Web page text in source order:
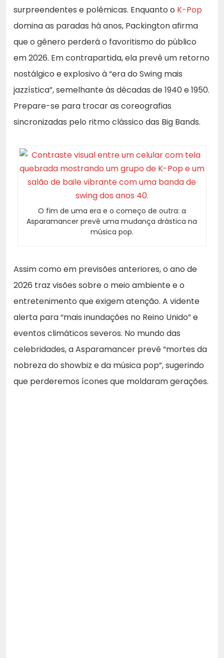
surpreendentes e polêmicas. Enquanto o K-Pop
domina as paradas há anos, Packington afirma
que o gênero perderá o favoritismo do público
em 2026. Em contrapartida, ela prevê um retorno
nostálgico e explosivo à “era do Swing mais
jazzística”, semelhante às décadas de 1940 e 1950.
Prepare-se para trocar as coreografias
sincronizadas pelo ritmo clássico das Big Bands.
O fim de uma era e o começo de outra: a
Asparamancer prevê uma mudança drástica na
música pop.
Assim como em previsões anteriores, o ano de
2026 traz visões sobre o meio ambiente e o
entretenimento que exigem atenção. A vidente
alerta para “mais inundações no Reino Unido” e
eventos climáticos severos. No mundo das
celebridades, a Asparamancer prevê “mortes da
nobreza do showbiz e da música pop”, sugerindo
que perderemos ícones que moldaram gerações.